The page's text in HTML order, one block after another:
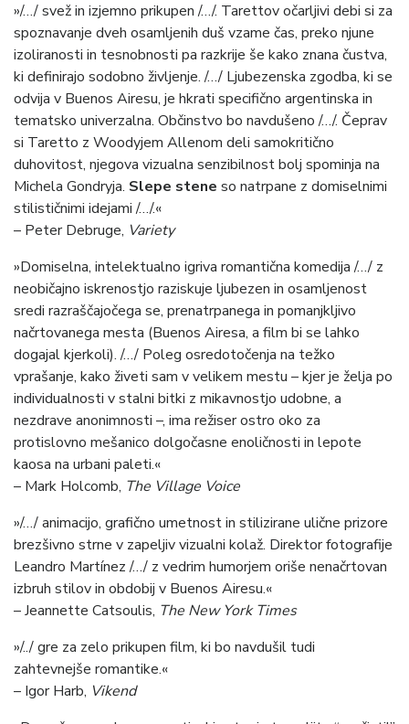
»/…/ svež in izjemno prikupen /…/. Tarettov očarljivi debi si za
spoznavanje dveh osamljenih duš vzame čas, preko njune
izoliranosti in tesnobnosti pa razkrije še kako znana čustva,
ki definirajo sodobno življenje. /…/ Ljubezenska zgodba, ki se
odvija v Buenos Airesu, je hkrati specifično argentinska in
tematsko univerzalna. Občinstvo bo navdušeno /…/. Čeprav
si Taretto z Woodyjem Allenom deli samokritično
duhovitost, njegova vizualna senzibilnost bolj spominja na
Michela Gondryja. Slepe stene so natrpane z domiselnimi
stilističnimi idejami /…/.«
– Peter Debruge, Variety
»Domiselna, intelektualno igriva romantična komedija /…/ z
neobičajno iskrenostjo raziskuje ljubezen in osamljenost
sredi razraščajočega se, prenatrpanega in pomanjkljivo
načrtovanega mesta (Buenos Airesa, a film bi se lahko
dogajal kjerkoli). /…/ Poleg osredotočenja na težko
vprašanje, kako živeti sam v velikem mestu – kjer je želja po
individualnosti v stalni bitki z mikavnostjo udobne, a
nezdrave anonimnosti –, ima režiser ostro oko za
protislovno mešanico dolgočasne enoličnosti in lepote
kaosa na urbani paleti.«
– Mark Holcomb, The Village Voice
»/…/ animacijo, grafično umetnost in stilizirane ulične prizore
brezšivno strne v zapeljiv vizualni kolaž. Direktor fotografije
Leandro Martínez /…/ z vedrim humorjem oriše nenačrtovan
izbruh stilov in obdobij v Buenos Airesu.«
– Jeannette Catsoulis, The New York Times
»/../ gre za zelo prikupen film, ki bo navdušil tudi
zahtevnejše romantike.«
– Igor Harb, Vikend